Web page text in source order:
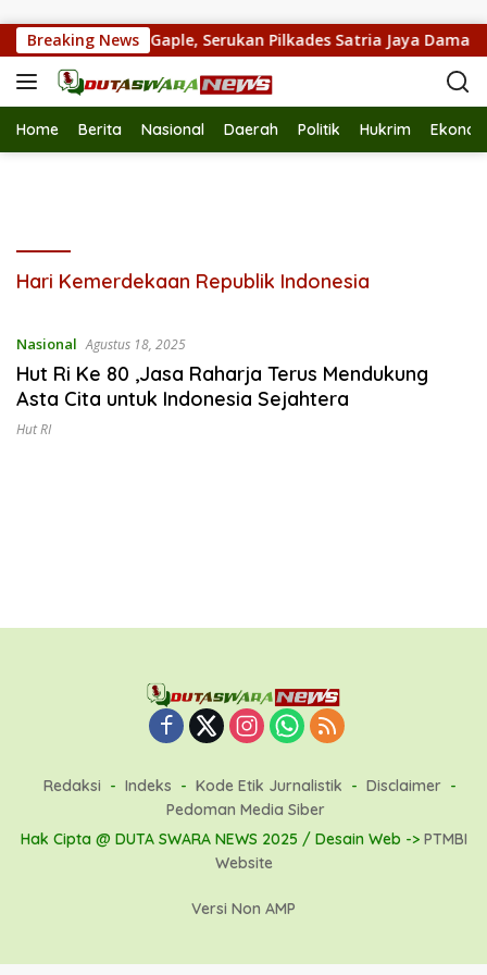
Breaking News
Turnamen Gaple, Serukan Pilkades Satria Jaya Damai
Home Berita Nasional Daerah Politik Hukrim
Hari Kemerdekaan Republik Indonesia
Nasional Agustus 18, 2025
Hut Ri Ke 80 ,Jasa Raharja Terus Mendukung
Asta Cita untuk Indonesia Sejahtera
Hut RI
Redaksi Indeks Kode Etik Jurnalistik
Disclaimer
Pedoman Media Siber
Hak Cipta @ DUTA SWARA NEWS 2025 / Desain Web -> PTMBI
Website
Versi Non AMP